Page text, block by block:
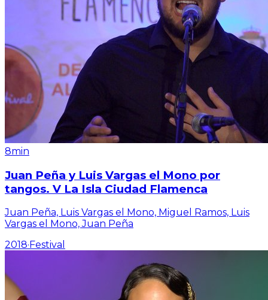
8min
Juan Peña y Luis Vargas el Mono por
tangos. V La Isla Ciudad Flamenca
Juan Peña, Luis Vargas el Mono, Miguel Ramos, Luis
Vargas el Mono, Juan Peña
2018· Festival